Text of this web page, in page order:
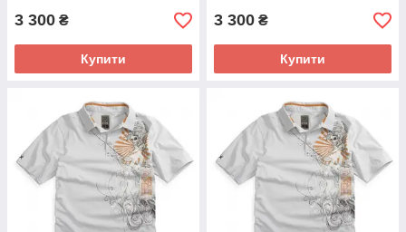
3 300 ₴
Купити
3 300 ₴
Купити